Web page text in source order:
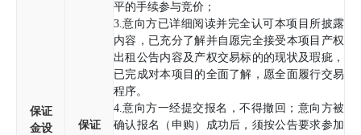
保证
金设
保证
平的手续参与竞价；
3.意向方已详细阅读并完全认可本项目所披露
内容，已充分了解并自愿完全接受本项目产权
出租公告内容及产权交易标的的现状及瑕疵，
已完成对本项目的全面了解，愿全面履行交易
程序。
4.意向方一经提交报名，不得撤回；意向方被
确认报名（申购）成功后，须按公告要求参加